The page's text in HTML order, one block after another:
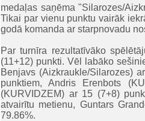
medaļas saņēma "Silarozes/
Tikai par vienu punktu vairāk
godā komanda ar starpnovadu
Par turnīra rezultatīvāko
(11+12) punkti. Vēl labāko
Benjavs (Aizkraukle/Silarozes)
punktiem, Andris Erenbots
(KURVIDZEM) ar 15 (7+8)
atvairītu metienu, Guntars
79.86%.